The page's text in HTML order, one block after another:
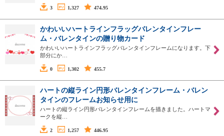
3 1,327 474.95
かわいいハートラインフラッグバレンタインフレー
ム・バレンタインの贈り物カード
かわいいハートラインフラッグバレンタインフレームになります。下
部分にか…
0 1,302 455.7
ハートの縦ライン円形バレンタインフレーム・バレン
タインのフレームお知らせ用に
ハートの縦ライン円形バレンタインフレームを描きました。ハートマ
ークを縦…
2 1,257 446.95